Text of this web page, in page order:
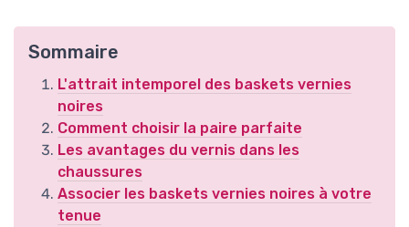
Sommaire
L'attrait intemporel des baskets vernies
noires
Comment choisir la paire parfaite
Les avantages du vernis dans les
chaussures
Associer les baskets vernies noires à votre
tenue